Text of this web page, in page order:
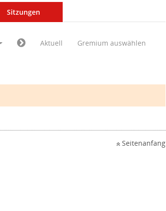
Sitzungen
Aktuell Gremium auswählen
Seitenanfang